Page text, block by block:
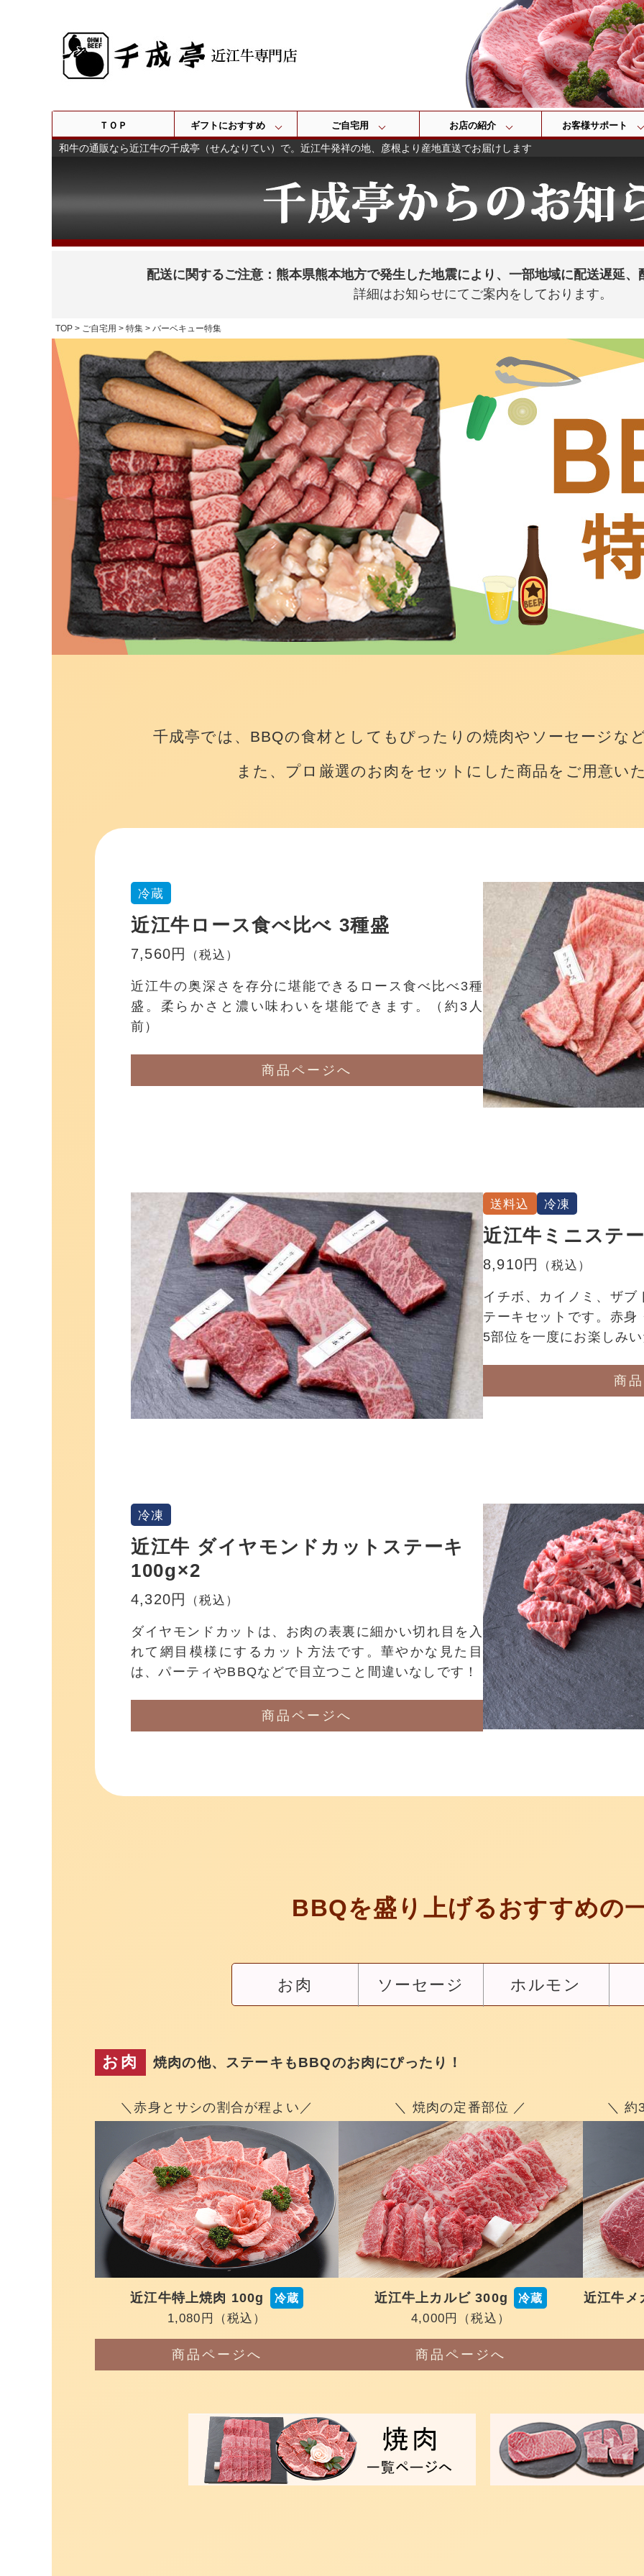
検索
ＴＯＰ ギフトにおすすめ ご自宅用 お店の紹介 お客様サポート
和牛の通販なら近江牛の千成亭（せんなりてい）で。近江牛発祥の地、彦根より産地直送でお届けします
配送に関するご注意：熊本県熊本地方で発生した地震により、一部地域に配送遅延
詳細はお知らせにてご案内をしております。
TOP ご自宅用 特集 バーベキュー特集
千成亭では、BBQの食材としてもぴったりの焼肉やソーセージな
また、プロ厳選のお肉をセットにした商品をご用意い
冷蔵
近江牛ロース食べ比べ 3種盛
7,560円 （税込）
近江牛の奥深さを存分に堪能できるロース食べ比べ3種
盛。柔らかさと濃い味わいを堪能できます。（約3人
前）
商品ページへ
送料込 冷凍
近江牛ミニステ
8,910円 （税込）
イチボ、カイノミ、ザ
テーキセットです。赤
5部位を一度にお楽しみ
商
冷凍
近江牛 ダイヤモンドカットステーキ
100g×2
4,320円 （税込）
ダイヤモンドカットは、お肉の表裏に細かい切れ目を入
れて網目模様にするカット方法です。華やかな見た目
は、パーティやBBQなどで目立つこと間違いなしです！
商品ページへ
BBQを盛り上げるおすすめの
お肉 ソーセージ ホルモン
お肉 焼肉の他、ステーキもBBQのお肉にぴったり！
＼赤身とサシの割合が程よい／
近江牛特上焼肉 100g 冷蔵
1,080円 （税込）
商品ページへ
＼ 焼肉の定番部位 ／
近江牛上カルビ 300g 冷蔵
4,000円 （税込）
商品ページへ
＼ 約
近江牛メ